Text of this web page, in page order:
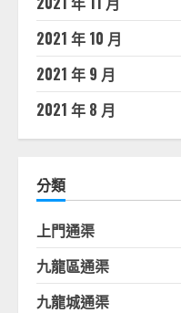
2021 年 10 月
2021 年 9 月
2021 年 8 月
分類
上門通渠
九龍區通渠
九龍城通渠